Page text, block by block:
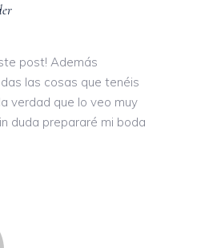
post! Además
las cosas que tenéis
verdad que lo veo muy
duda prepararé mi boda